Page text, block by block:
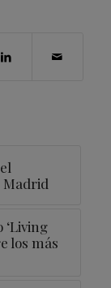
Madrid
los más